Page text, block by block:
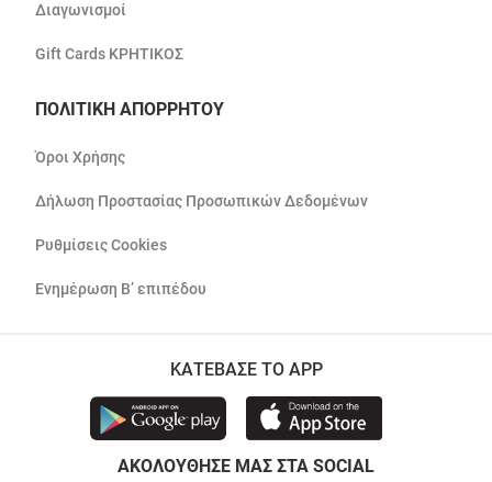
Διαγωνισμοί
Gift Cards ΚΡΗΤΙΚΟΣ
ΠΟΛΙΤΙΚΗ ΑΠΟΡΡΗΤΟΥ
Όροι Χρήσης
Δήλωση Προστασίας Προσωπικών Δεδομένων
Ρυθμίσεις Cookies
Ενημέρωση Β’ επιπέδου
ΚΑΤΕΒΑΣΕ ΤΟ APP
ΑΚΟΛΟΥΘΗΣΕ ΜΑΣ ΣΤΑ SOCIAL